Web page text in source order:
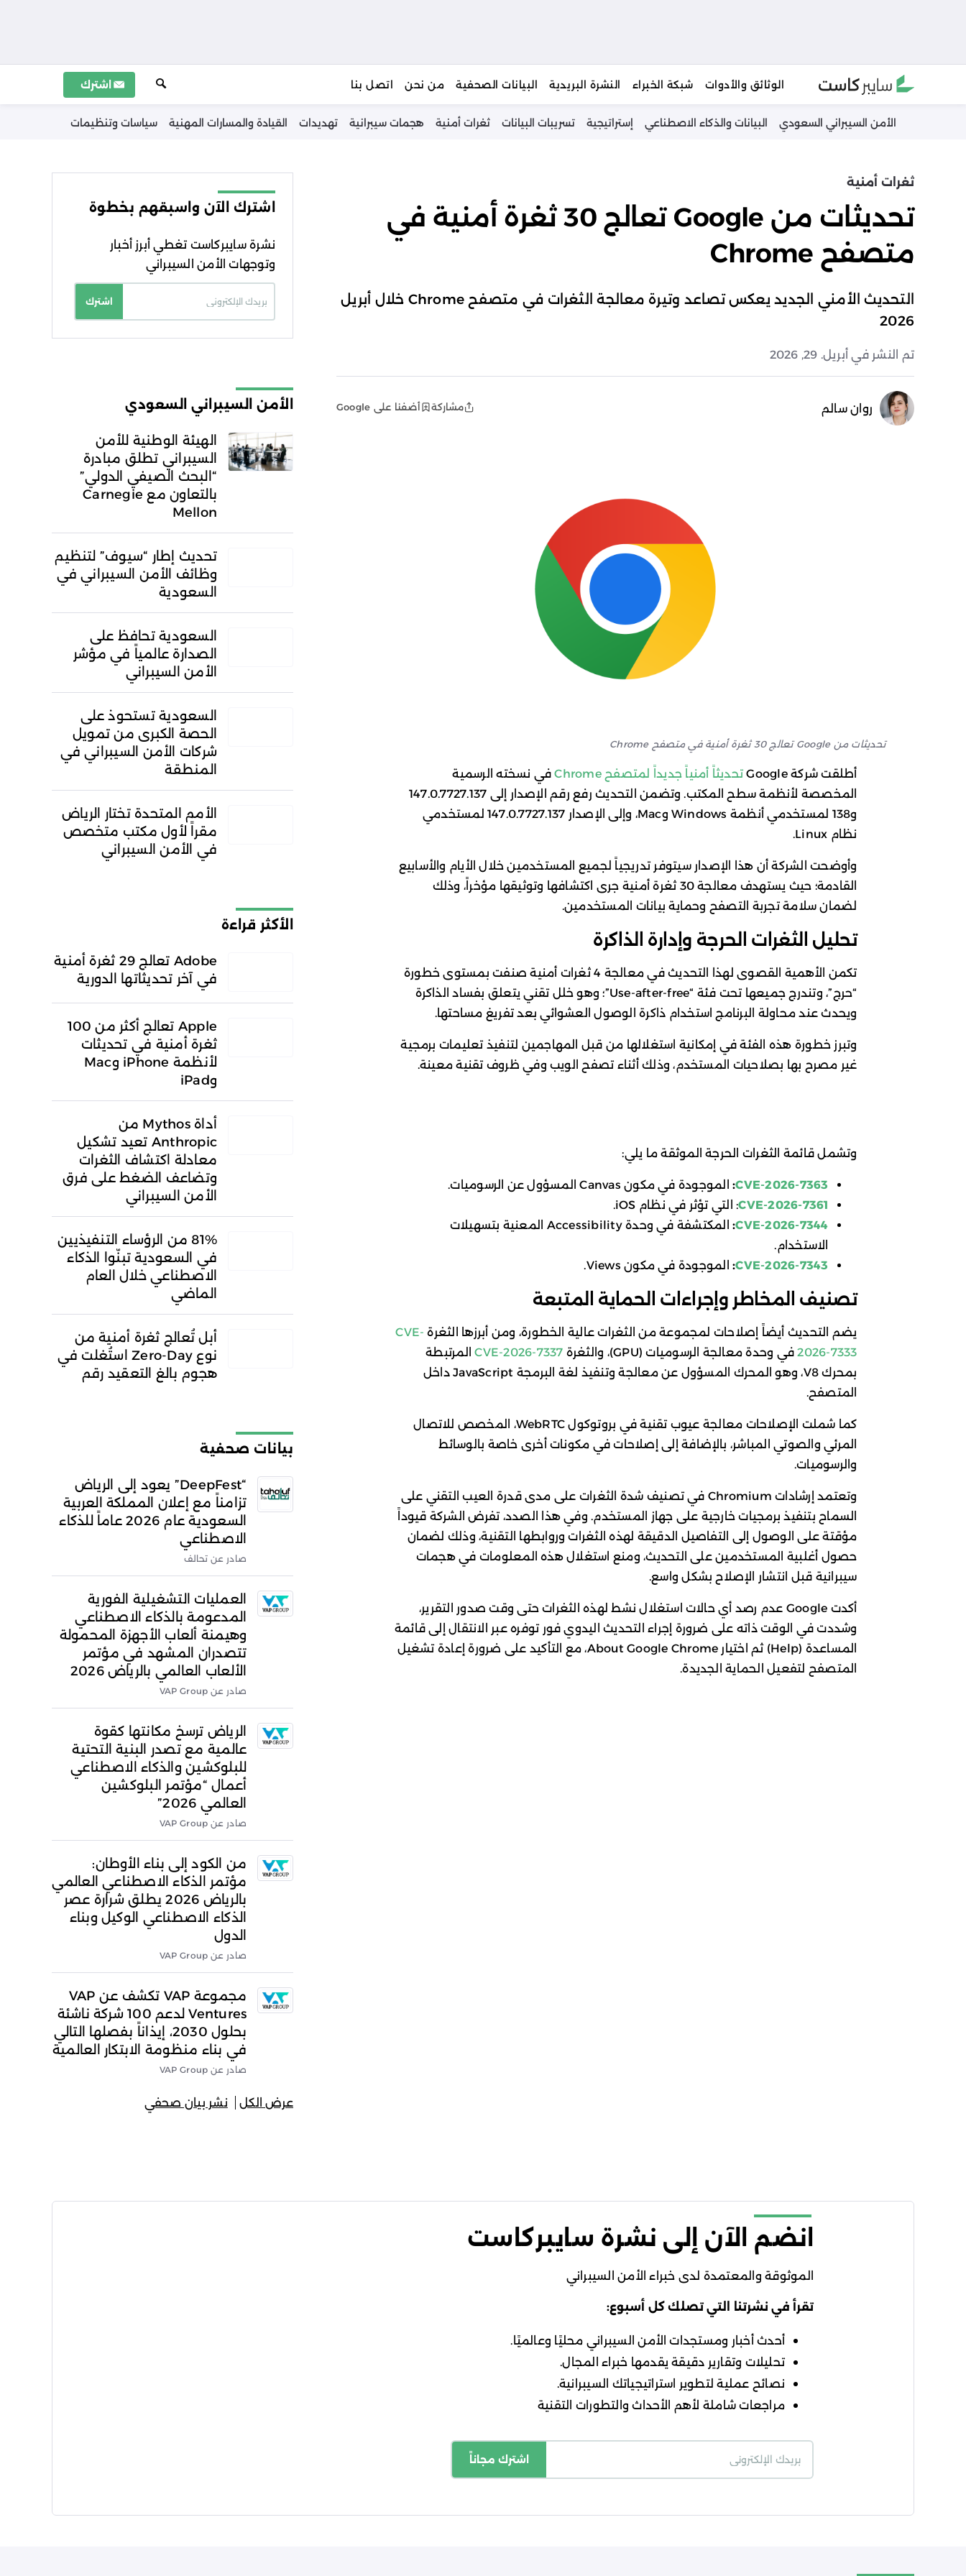
الوثائق والأدوات شبكة الخبراء النشرة البريدية البيانات الصحفية من نحن اتصل بنا اشترك يبحث
الأمن السيبراني السعودي البيانات والذكاء الاصطناعي إستراتيجية تسريبات البيانات ثغرات أمنية هجمات سيبرانية تهديدات القيادة والمسارات المهنية سياسات وتنظيمات
ثغرات أمنية
تحديثات من Google تعالج 30 ثغرة أمنية في
متصفح Chrome
التحديث الأمني الجديد يعكس تصاعد وتيرة معالجة الثغرات في متصفح Chrome خلال أبريل
2026
تم النشر في أبريل. 29, 2026
روان سالم مشاركة أضفنا على Google
تحديثات من Google تعالج 30 ثغرة أمنية في متصفح Chrome
أطلقت شركة Google تحديثاً أمنياً جديداً لمتصفح Chrome
في نسخته الرسمية
المخصصة لأنظمة سطح المكتب. وتضمن التحديث رفع رقم الإصدار إلى 147.0.7727.137
و138 لمستخدمي أنظمة Windows وMac، وإلى الإصدار 147.0.7727.137 لمستخدمي
نظام Linux.
وأوضحت الشركة أن هذا الإصدار سيتوفر تدريجياً لجميع المستخدمين خلال الأيام والأسابيع
القادمة؛ حيث يستهدف معالجة 30 ثغرة أمنية جرى اكتشافها وتوثيقها مؤخراً، وذلك
لضمان سلامة تجربة التصفح وحماية بيانات المستخدمين.
تحليل الثغرات الحرجة وإدارة الذاكرة
تكمن الأهمية القصوى لهذا التحديث في معالجة 4 ثغرات أمنية صنفت بمستوى خطورة
“حرج”، وتندرج جميعها تحت فئة “Use-after-free”؛ وهو خلل تقني يتعلق بفساد الذاكرة
ويحدث عند محاولة البرنامج استخدام ذاكرة الوصول العشوائي بعد تفريغ مساحتها.
وتبرز خطورة هذه الفئة في إمكانية استغلالها من قبل المهاجمين لتنفيذ تعليمات برمجية
غير مصرح بها بصلاحيات المستخدم، وذلك أثناء تصفح الويب وفي ظروف تقنية معينة.
وتشمل قائمة الثغرات الحرجة الموثقة ما يلي:
CVE-2026-7363
:الموجودة في مكون Canvas المسؤول عن الرسوميات.
CVE-2026-7361: التي تؤثر في نظام iOS.
CVE-2026-7344
:
المكتشفة في وحدة Accessibility المعنية بتسهيلات
الاستخدام.
CVE-2026-7343
:الموجودة في مكون Views.
تصنيف المخاطر وإجراءات الحماية المتبعة
يضم التحديث أيضاً إصلاحات لمجموعة من الثغرات عالية الخطورة، ومن أبرزها الثغرة CVE-
2026-7333في وحدة معالجة الرسوميات (GPU)، والثغرة CVE-2026-7337المرتبطة
بمحرك V8، وهو المحرك المسؤول عن معالجة وتنفيذ لغة البرمجة JavaScript داخل
المتصفح.
كما شملت الإصلاحات معالجة عيوب تقنية في بروتوكول WebRTC، المخصص للاتصال
المرئي والصوتي المباشر، بالإضافة إلى إصلاحات في مكونات أخرى خاصة بالوسائط
والرسوميات.
وتعتمد إرشادات Chromium في تصنيف شدة الثغرات على مدى قدرة العيب التقني على
السماح بتنفيذ برمجيات خارجية على جهاز المستخدم. وفي هذا الصدد، تفرض الشركة قيوداً
مؤقتة على الوصول إلى التفاصيل الدقيقة لهذه الثغرات وروابطها التقنية، وذلك لضمان
حصول أغلبية المستخدمين على التحديث، ومنع استغلال هذه المعلومات في هجمات
سيبرانية قبل انتشار الإصلاح بشكل واسع.
أكدت Google عدم رصد أي حالات استغلال نشط لهذه الثغرات حتى وقت صدور التقرير،
وشددت في الوقت ذاته على ضرورة إجراء التحديث اليدوي فور توفره عبر الانتقال إلى قائمة
المساعدة (Help) ثم اختيار About Google Chrome، مع التأكيد على ضرورة إعادة تشغيل
المتصفح لتفعيل الحماية الجديدة.
اشترك الآن واسبقهم بخطوة
نشرة سايبركاست تغطي أبرز أخبار
وتوجهات الأمن السيبراني
اشترك
الخصوصية
الأمن السيبراني السعودي
الهيئة الوطنية للأمن
السيبراني تطلق مبادرة
“البحث الصيفي الدولي”
بالتعاون مع Carnegie
Mellon
تحديث إطار “سيوف” لتنظيم
وظائف الأمن السيبراني في
السعودية
السعودية تحافظ على
الصدارة عالمياً في مؤشر
الأمن السيبراني
السعودية تستحوذ على
الحصة الكبرى من تمويل
شركات الأمن السيبراني في
المنطقة
الأمم المتحدة تختار الرياض
مقراً لأول مكتب متخصص
في الأمن السيبراني
الأكثر قراءة
Adobe تعالج 29 ثغرة أمنية
في آخر تحديثاتها الدورية
Apple تعالج أكثر من 100
ثغرة أمنية في تحديثات
لأنظمة iPhone وMac
وiPad
أداة Mythos من
Anthropic تعيد تشكيل
معادلة اكتشاف الثغرات
وتضاعف الضغط على فرق
الأمن السيبراني
81% من الرؤساء التنفيذيين
في السعودية تبنّوا الذكاء
الاصطناعي خلال العام
الماضي
أبل تُعالج ثغرة أمنية من
نوع Zero-Day استُغلت في
هجوم بالغ التعقيد رقم
بيانات صحفية
“DeepFest” يعود إلى الرياض
تزامناً مع إعلان المملكة العربية
السعودية عام 2026 عاماً للذكاء
الاصطناعي
صادر عن تحالف
العمليات التشغيلية الفورية
المدعومة بالذكاء الاصطناعي
وهيمنة ألعاب الأجهزة المحمولة
تتصدران المشهد في مؤتمر
الألعاب العالمي بالرياض 2026
صادر عن VAP Group
الرياض ترسخ مكانتها كقوة
عالمية مع تصدر البنية التحتية
للبلوكشين والذكاء الاصطناعي
أعمال “مؤتمر البلوكشين
العالمي 2026”
صادر عن VAP Group
من الكود إلى بناء الأوطان:
مؤتمر الذكاء الاصطناعي العالمي
بالرياض 2026 يطلق شرارة عصر
الذكاء الاصطناعي الوكيل وبناء
الدول
صادر عن VAP Group
مجموعة VAP تكشف عن VAP
Ventures لدعم 100 شركة ناشئة
بحلول 2030، إيذاناً بفصلها التالي
في بناء منظومة الابتكار العالمية
صادر عن VAP Group
عرض الكل نشر بيان صحفي
انضم الآن إلى نشرة سايبركاست
الموثوقة والمعتمدة لدى خبراء الأمن السيبراني
تقرأ في نشرتنا التي تصلك كل أسبوع:
أحدث أخبار ومستجدات الأمن السيبراني محليًا وعالميًا.
تحليلات وتقارير دقيقة يقدمها خبراء المجال.
نصائح عملية لتطوير استراتيجياتك السيبرانية.
مراجعات شاملة لأهم الأحداث والتطورات التقنية
اشترك مجاناً